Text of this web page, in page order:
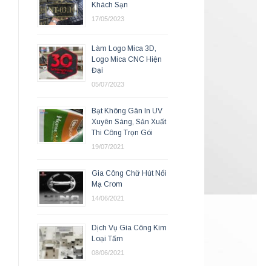
Khách Sạn
17/05/2023
Làm Logo Mica 3D,
Logo Mica CNC Hiện
Đại
05/07/2023
Bạt Không Gân In UV
Xuyên Sáng, Sản Xuất
Thi Công Trọn Gói
19/07/2021
Gia Công Chữ Hút Nổi
Mạ Crom
14/06/2021
Dịch Vụ Gia Công Kim
Loại Tấm
08/06/2021